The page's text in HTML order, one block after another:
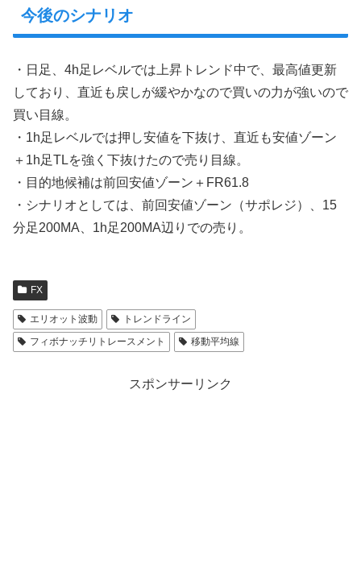
今後のシナリオ
・日足、4h足レベルでは上昇トレンド中で、最高値更新
しており、直近も戻しが緩やかなので買いの力が強いので
買い目線。
・1h足レベルでは押し安値を下抜け、直近も安値ゾーン
＋1h足TLを強く下抜けたので売り目線。
・目的地候補は前回安値ゾーン＋FR61.8
・シナリオとしては、前回安値ゾーン（サポレジ）、15
分足200MA、1h足200MA辺りでの売り。
FX
エリオット波動
トレンドライン
フィボナッチリトレースメント
移動平均線
スポンサーリンク